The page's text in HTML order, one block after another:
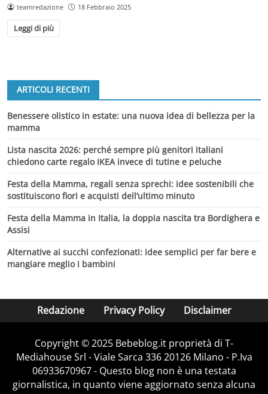
teamredazione 18 Febbraio 2025
Leggi di più
ARTICOLI RECENTI
Benessere olistico in estate: una nuova idea di bellezza per la
mamma
Lista nascita 2026: perché sempre più genitori italiani
chiedono carte regalo IKEA invece di tutine e peluche
Festa della Mamma, regali senza sprechi: idee sostenibili che
sostituiscono fiori e acquisti dell’ultimo minuto
Festa della Mamma in Italia, la doppia nascita tra Bordighera e
Assisi
Alternative ai succhi confezionati: idee semplici per far bere e
mangiare meglio i bambini
Redazione Privacy Policy Disclaimer
Copyright © 2025 Bebeblog.it proprietà di T-
Mediahouse Srl - Viale Sarca 336 20126 Milano - P.Iva
06933670967 - Questo blog non è una testata
giornalistica, in quanto viene aggiornato senza alcuna